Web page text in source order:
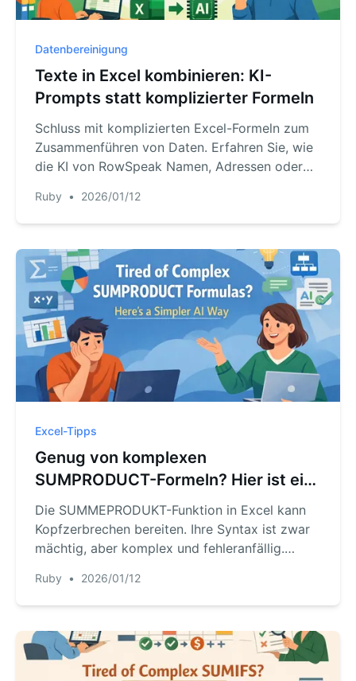
Datenbereinigung
Texte in Excel kombinieren: KI-
Prompts statt komplizierter Formeln
Schluss mit komplizierten Excel-Formeln zum
Zusammenführen von Daten. Erfahren Sie, wie
die KI von RowSpeak Namen, Adressen oder
verbindet – zeitsparend und fehlerfrei.
Ruby • 2026/01/12
Excel-Tipps
Genug von komplexen
SUMPRODUCT-Formeln? Hier ist ein
einfacherer Weg mit KI
Die SUMMEPRODUKT-Funktion in Excel kann
Kopfzerbrechen bereiten. Ihre Syntax ist zwar
mächtig, aber komplex und fehleranfällig.
RowSpeak manuelle Formeln ersetzt und
komplexe Berechnungen einfach per
Ruby • 2026/01/12